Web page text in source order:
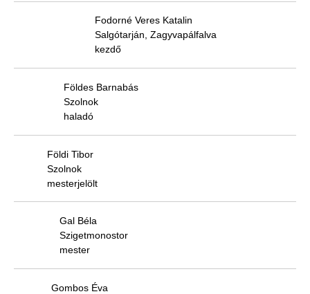
Fodorné Veres Katalin
Salgótarján, Zagyvapálfalva
kezdő
Földes Barnabás
Szolnok
haladó
Földi Tibor
Szolnok
mesterjelölt
Gal Béla
Szigetmonostor
mester
Gombos Éva